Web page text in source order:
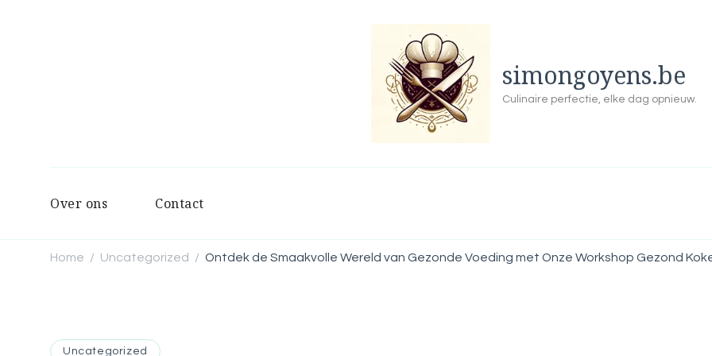
simongoyens.be
Culinaire perfectie, elke dag opnieuw.
Over ons Contact
Home / Uncategorized / Ontdek de Smaakvolle Wereld van Gezonde Voeding met Onze Workshop Gezond
Uncategorized